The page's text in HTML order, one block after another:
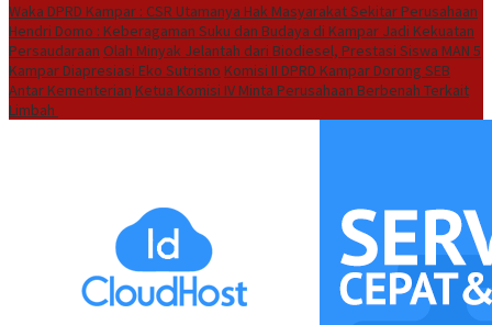
Waka DPRD Kampar : CSR Utamanya Hak Masyarakat Sekitar Perusahaan
Hendri Domo : Keberagaman Suku dan Budaya di Kampar Jadi Kekuatan
Persaudaraan Olah Minyak Jelantah dari Biodiesel, Prestasi Siswa MAN 5
Kampar Diapresiasi Eko Sutrisno Komisi II DPRD Kampar Dorong SEB
Antar Kementerian Ketua Komisi IV Minta Perusahaan Berbenah Terkait
Limbah